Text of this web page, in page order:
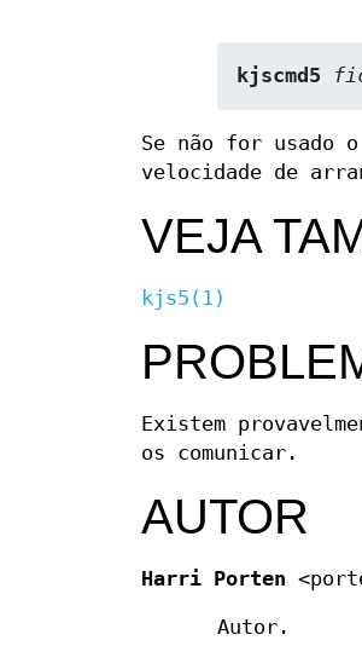
kjscmd5
Se não for usado o
velocidade de
VEJA
kjs5(1)
Existem
os comunicar.
AUTOR
Harri Porten
Autor.